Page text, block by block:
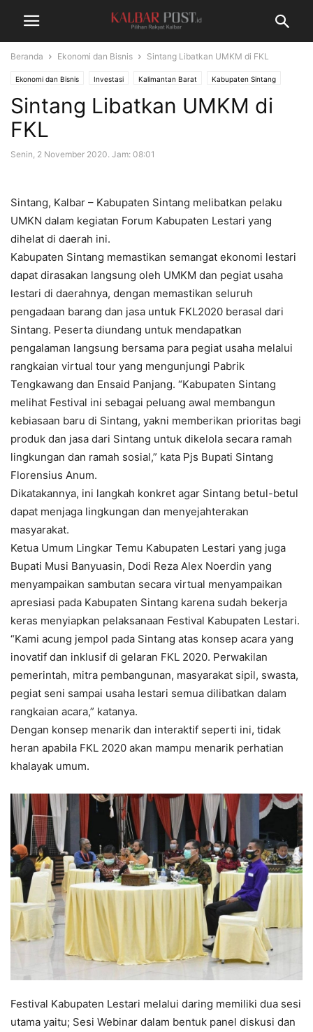
Beranda Ekonomi dan Bisnis Sintang Libatkan UMKM di FKL
Ekonomi dan Bisnis Investasi Kalimantan Barat Kabupaten Sintang
Sosial dan Budaya Terkini
Sintang Libatkan UMKM di
FKL
Senin, 2 November 2020. Jam: 08:01
Sintang, Kalbar – Kabupaten Sintang melibatkan pelaku
UMKN dalam kegiatan Forum Kabupaten Lestari yang
dihelat di daerah ini.
Kabupaten Sintang memastikan semangat ekonomi lestari
dapat dirasakan langsung oleh UMKM dan pegiat usaha
lestari di daerahnya, dengan memastikan seluruh
pengadaan barang dan jasa untuk FKL2020 berasal dari
Sintang. Peserta diundang untuk mendapatkan
pengalaman langsung bersama para pegiat usaha melalui
rangkaian virtual tour yang mengunjungi Pabrik
Tengkawang dan Ensaid Panjang. “Kabupaten Sintang
melihat Festival ini sebagai peluang awal membangun
kebiasaan baru di Sintang, yakni memberikan prioritas bagi
produk dan jasa dari Sintang untuk dikelola secara ramah
lingkungan dan ramah sosial,” kata Pjs Bupati Sintang
Florensius Anum.
Dikatakannya, ini langkah konkret agar Sintang betul-betul
dapat menjaga lingkungan dan menyejahterakan
masyarakat.
Ketua Umum Lingkar Temu Kabupaten Lestari yang juga
Bupati Musi Banyuasin, Dodi Reza Alex Noerdin yang
menyampaikan sambutan secara virtual menyampaikan
apresiasi pada Kabupaten Sintang karena sudah bekerja
keras menyiapkan pelaksanaan Festival Kabupaten Lestari.
“Kami acung jempol pada Sintang atas konsep acara yang
inovatif dan inklusif di gelaran FKL 2020. Perwakilan
pemerintah, mitra pembangunan, masyarakat sipil, swasta,
pegiat seni sampai usaha lestari semua dilibatkan dalam
rangkaian acara,” katanya.
Dengan konsep menarik dan interaktif seperti ini, tidak
heran apabila FKL 2020 akan mampu menarik perhatian
khalayak umum.
Festival Kabupaten Lestari melalui daring memiliki dua sesi
utama yaitu; Sesi Webinar dalam bentuk panel diskusi dan